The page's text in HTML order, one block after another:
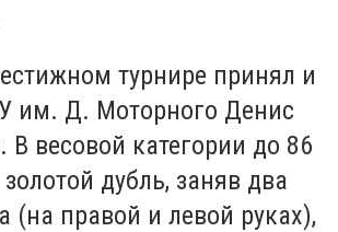
турнире принял и
им. Д. Моторного Денис
весовой категории до 86
дубль, заняв два
(на правой и левой руках),